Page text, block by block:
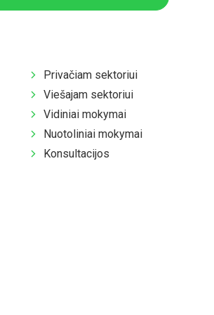
Privačiam sektoriui
Viešajam sektoriui
Vidiniai mokymai
Nuotoliniai mokymai
Konsultacijos